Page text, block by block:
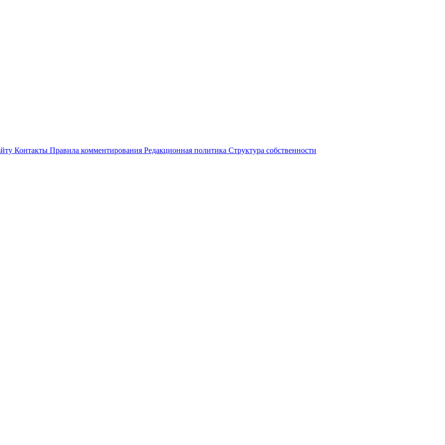
Контакты Правила комментирования Редакционная политика Структура собственности